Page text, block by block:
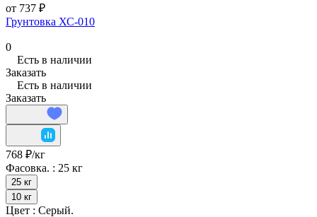
от 737 ₽
Грунтовка ХС-010
0
Есть в наличии
Заказать
Есть в наличии
Заказать
768 ₽/кг
Фасовка. : 25 кг
25 кг
10 кг
Цвет : Серый.